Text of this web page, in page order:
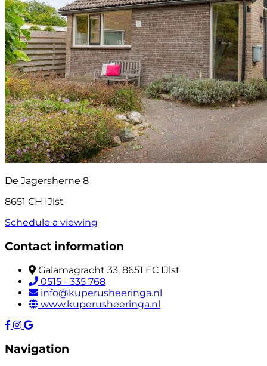
De Jagersherne 8
8651 CH IJlst
Schedule a viewing
Contact information
Galamagracht 33, 8651 EC IJlst
0515 - 335 768
info@kuperusheeringa.nl
www.kuperusheeringa.nl
Navigation